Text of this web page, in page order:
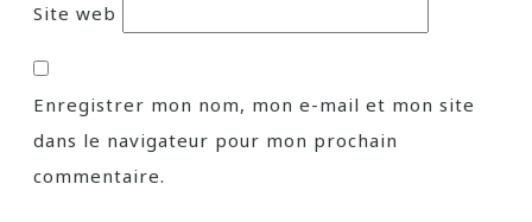
Site web
Enregistrer mon nom, mon e-mail et mon site
dans le navigateur pour mon prochain
commentaire.